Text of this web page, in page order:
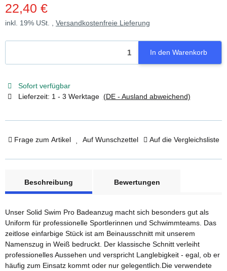
22,40 €
inkl. 19% USt. , Versandkostenfreie Lieferung
In den Warenkorb
Sofort verfügbar
Lieferzeit: 1 - 3 Werktage (DE - Ausland abweichend)
Frage zum Artikel Auf Wunschzettel Auf die Vergleichsliste
Beschreibung
Bewertungen
Unser Solid Swim Pro Badeanzug macht sich besonders gut als
Uniform für professionelle Sportlerinnen und Schwimmteams. Das
zeitlose einfarbige Stück ist am Beinausschnitt mit unserem
Namenszug in Weiß bedruckt. Der klassische Schnitt verleiht
professionelles Aussehen und verspricht Langlebigkeit - egal, ob er
häufig zum Einsatz kommt oder nur gelegentlich.Die verwendete